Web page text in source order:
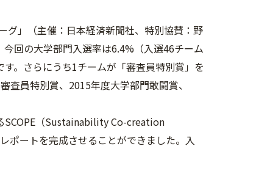
グ」（主催：日本経済新聞社、特別協賛：野
回の大学部門入選率は6.4%（入選46チーム
。さらにうち1チームが「審査員特別賞」を
員特別賞、2015年度大学部門敢闘賞、
SCOPE（Sustainability Co-creation
ポートを完成させることができました。入